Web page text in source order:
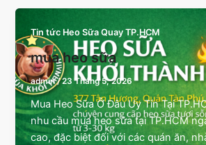
Tin tức Heo Sữa Quay TP.HCM
mua heo sữa
admin/23 Tháng 5, 2026
Mua Heo Sữa Ở Đâu Uy Tín Tại
nhu cầu mua heo sữa tại TP.HCM
cao, đặc biệt đối với các quán ăn,